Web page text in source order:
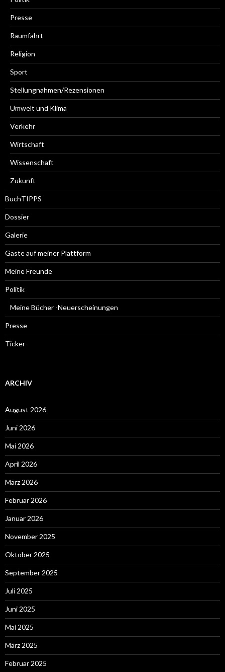
Presse
Raumfahrt
Religion
Sport
Stellungnahmen/Rezensionen
Umwelt und Klima
Verkehr
Wirtschaft
Wissenschaft
Zukunft
BuchTIPPS
Dossier
Galerie
Gäste auf meiner Plattform
Meine Freunde
Politik
Meine Bücher -Neuerscheinungen
Presse
Ticker
ARCHIV
August 2026
Juni 2026
Mai 2026
April 2026
März 2026
Februar 2026
Januar 2026
November 2025
Oktober 2025
September 2025
Juli 2025
Juni 2025
Mai 2025
März 2025
Februar 2025